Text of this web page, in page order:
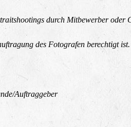
durch Mitbewerber
des Fotografen berechtigt
Auftraggeber